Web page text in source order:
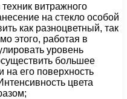
витражного
на стекло особой
как разноцветный, так
этого, работая в
уровень
большее
на его поверхность
цвета